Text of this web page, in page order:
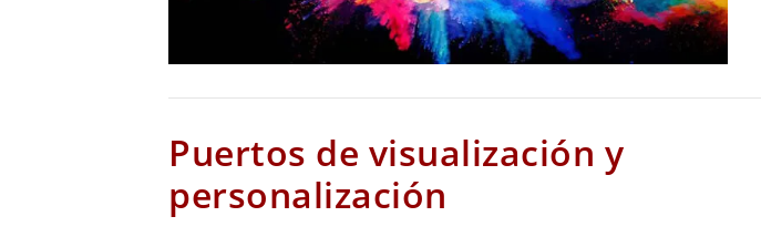
Puertos de visualización y
personalización